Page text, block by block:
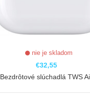
nie je skladom
€32,55
Bezdrôtové slúchadlá TWS